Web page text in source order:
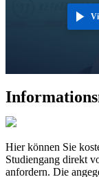
Hier können Sie
Studiengang direkt
anfordern. Die